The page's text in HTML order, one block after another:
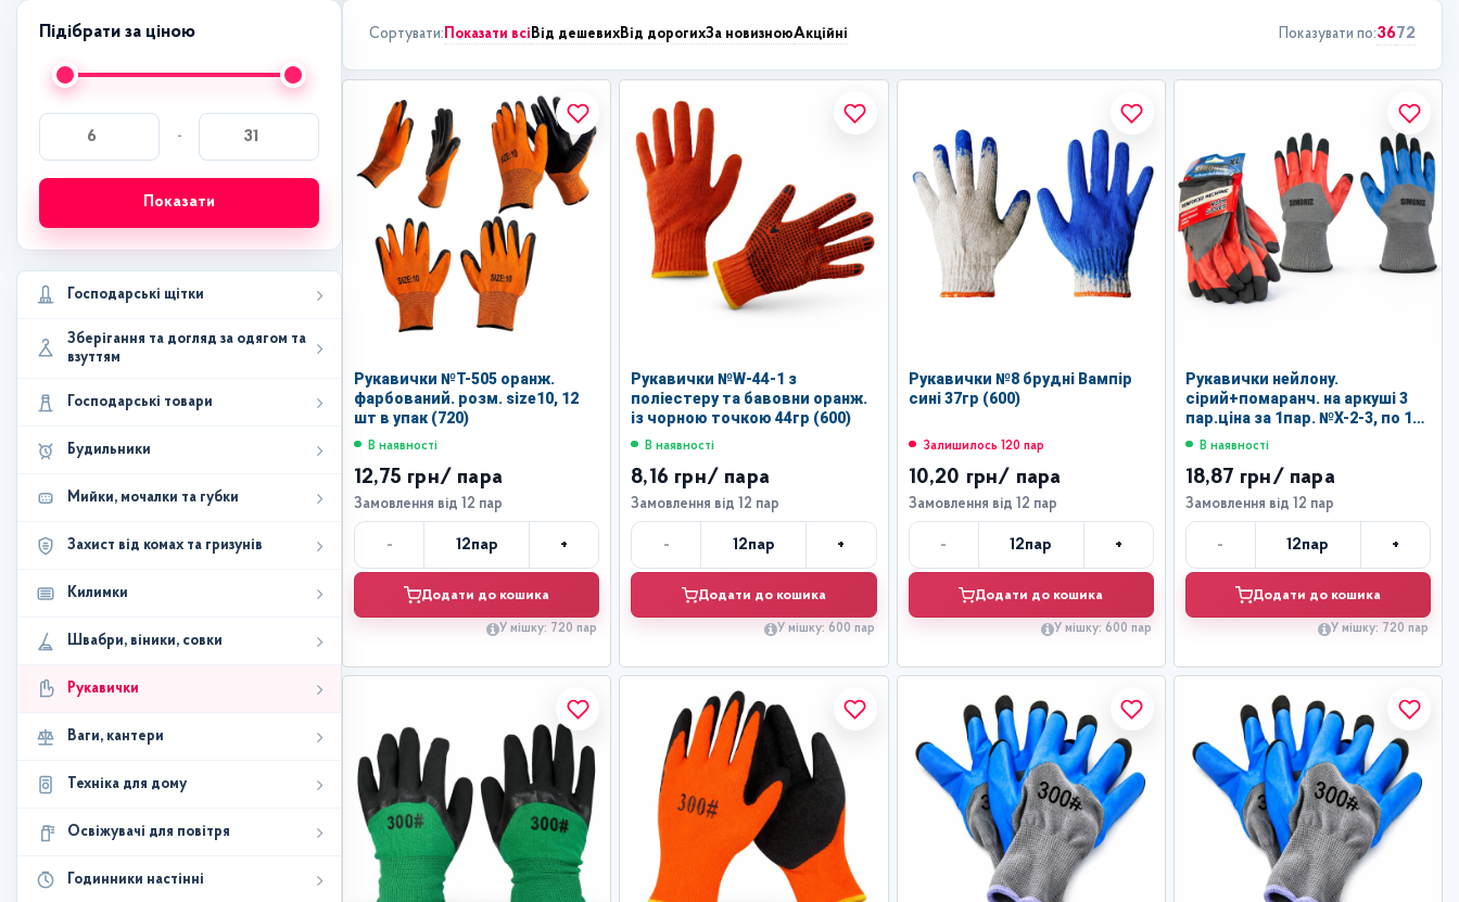
Підібрати за ціною
-
Показати
Господарські щітки
Зберігання та догляд за одягом та
взуттям
Господарські товари
Будильники
Мийки, мочалки та губки
Захист від комах та гризунів
Килимки
Швабри, віники, совки
Рукавички
Ваги, кантери
Техніка для дому
Освіжувачі для повітря
Годинники настінні
Сортувати: Показати всі Від дешевихВід дорогихЗа новизноюАкційні Показувати по:3672
Рукавички №Т-505 оранж.
фарбований. розм. size10, 12
шт в упак (720)
В наявності
12,75 грн/ пара
Замовлення від 12 пар
-
Кількість
12пар +
Додати до кошика
У мішку: 720 пар
Рукавички №W-44-1 з
поліестеру та бавовни оранж.
із чорною точкою 44гр (600)
В наявності
8,16 грн/ пара
Замовлення від 12 пар
-
Кількість
12пар +
Додати до кошика
У мішку: 600 пар
Рукавички №8 брудні Вампір
сині 37гр (600)
Залишилось 120 пар
10,20 грн/ пара
Замовлення від 12 пар
-
Кількість
12пар +
Додати до кошика
У мішку: 600 пар
Рукавички нейлону.
сірий+помаранч. на аркуші 3
пар.ціна за 1пар. №Х-2-3, по 12
шт (720)
В наявності
18,87 грн/ пара
Замовлення від 12 пар
-
Кількість
12пар +
Додати до кошика
У мішку: 720 пар